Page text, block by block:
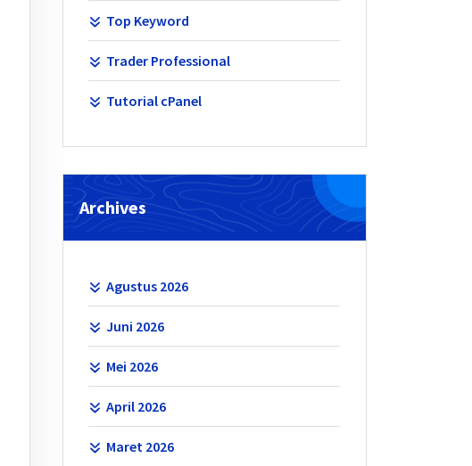
Top Keyword
Trader Professional
Tutorial cPanel
Archives
Agustus 2026
Juni 2026
Mei 2026
April 2026
Maret 2026